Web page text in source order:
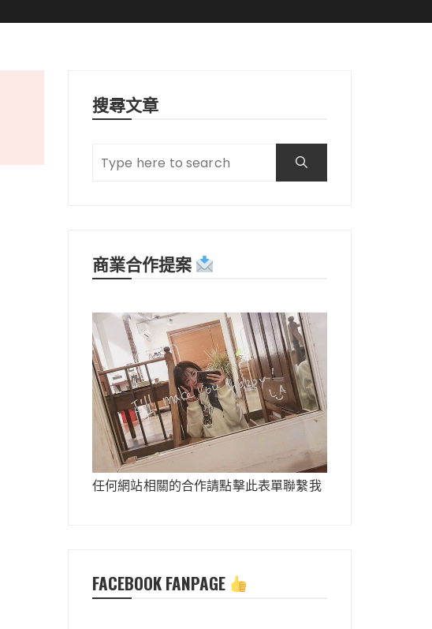
搜尋文章
商業合作提案
任何網站相關的合作請點擊此表單聯繫我
FACEBOOK FANPAGE